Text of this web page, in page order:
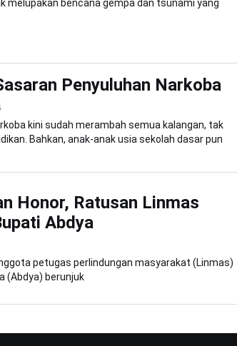
melupakan bencana gempa dan tsunami yang
Penyuluhan Narkoba
kini sudah merambah semua kalangan, tak
Bahkan, anak-anak usia sekolah dasar pun
Honor, Ratusan Linmas
Abdya
petugas perlindungan masyarakat (Linmas)
(Abdya) berunjuk